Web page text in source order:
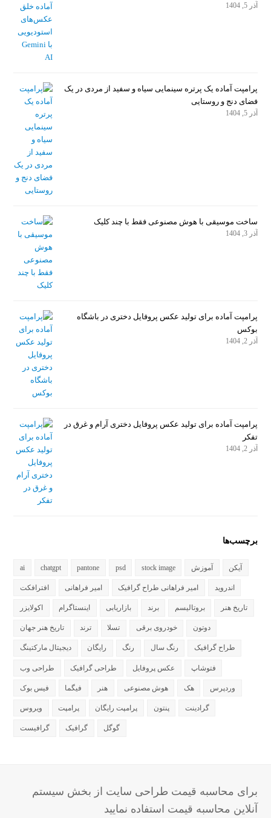
آذر 5, 1404
پرامپت آماده یک پرتره سینمایی سیاه و سفید از مردی در یک
فضای دنج و روستایی
آذر 5, 1404
ساخت موسیقی با هوش مصنوعی فقط با چند کلیک
آذر 3, 1404
پرامپت آماده برای تولید عکس پروفایل دختری در باشگاه
بوکس
آذر 2, 1404
پرامپت آماده برای تولید عکس پروفایل دختری آرام و غرق در
تفکر
آذر 2, 1404
برچسب‌ها
ai chatgpt pantone psd stock image آموزش آیکن
افترافکت امیر فراهانی امیر فراهانی طراح گرافیک اندروید
اکولایزر اینستاگرام بازاریابی برند بروتالیسم تاریخ هنر
تاریخ هنر جهان ترند تسلا خودروی برقی دوتون
دیجیتال مارکتینگ رایگان رنگ رنگ سال طراح گرافیک
طراحی وب طراحی گرافیک عکس پروفایل فتوشاپ
فیس بوک فیگما هنر هوش مصنوعی هک وردپرس
ویروس پرامپت پرامپت رایگان پنتون گرادینت
گرافیست گرافیک گوگل
برای محاسبه قیمت طراحی سایت از بخش سیستم
آنلاین محاسبه قیمت استفاده نمایید